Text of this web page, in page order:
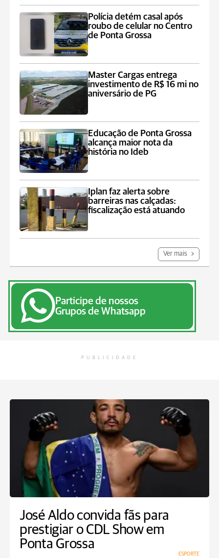
Polícia detém casal após
roubo de celular no Centro
de Ponta Grossa
Master Cargas entrega
investimento de R$ 16 mi no
aniversário de PG
Educação de Ponta Grossa
alcança maior nota da
história no Ideb
Iplan faz alerta sobre
barreiras nas calçadas:
fiscalização está atuando
Ver mais
Participe de nossos
Grupos de Whatsapp
PUBLICIDADE
José Aldo convida fãs para
prestigiar o CDL Show em
Ponta Grossa
ESPORTE